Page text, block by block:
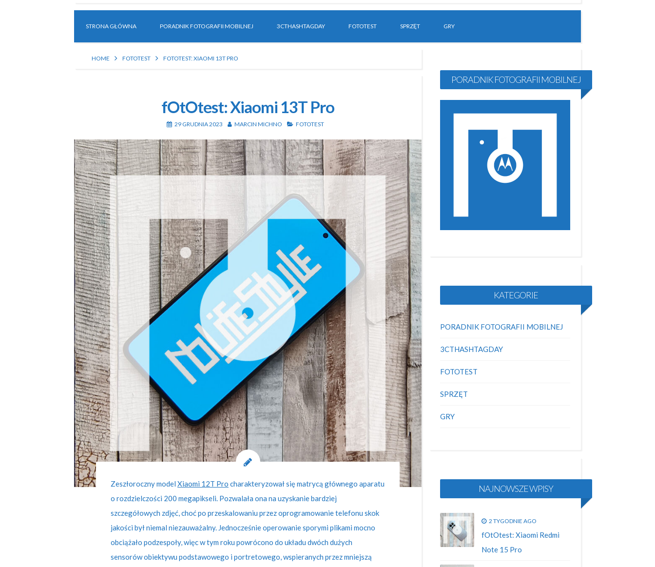
STRONA GŁÓWNA PORADNIK FOTOGRAFII MOBILNEJ 3CTHASHTAGDAY FOTOTEST SPRZĘT GRY
HOME FOTOTEST FOTOTEST: XIAOMI 13T PRO
fOtOtest: Xiaomi 13T Pro
29 GRUDNIA 2023 MARCIN MICHNO FOTOTEST
Zeszłoroczny model Xiaomi 12T Pro charakteryzował się matrycą głównego aparatu
o rozdzielczości 200 megapikseli. Pozwalała ona na uzyskanie bardziej
szczegółowych zdjęć, choć po przeskalowaniu przez oprogramowanie telefonu skok
jakości był niemal niezauważalny. Jednocześnie operowanie sporymi plikami mocno
obciążało podzespoły, więc w tym roku powrócono do układu dwóch dużych
sensorów obiektywu podstawowego i portretowego, wspieranych przez mniejszą
PORADNIK FOTOGRAFII MOBILNEJ
KATEGORIE
PORADNIK FOTOGRAFII MOBILNEJ
3CTHASHTAGDAY
FOTOTEST
SPRZĘT
GRY
NAJNOWSZE WPISY
2 TYGODNIE AGO
fOtOtest: Xiaomi Redmi
Note 15 Pro